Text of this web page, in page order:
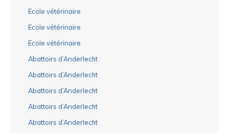
Ecole vétérinaire
Ecole vétérinaire
Ecole vétérinaire
Abattoirs d’Anderlecht
Abattoirs d’Anderlecht
Abattoirs d’Anderlecht
Abattoirs d’Anderlecht
Abattoirs d’Anderlecht